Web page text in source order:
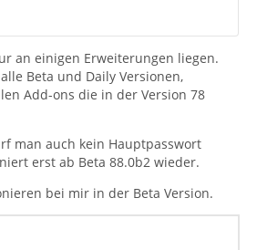
an einigen Erweiterungen liegen.
Beta und Daily Versionen,
Add-ons die in der Version 78
man auch kein Hauptpasswort
erst ab Beta 88.0b2 wieder.
bei mir in der Beta Version.